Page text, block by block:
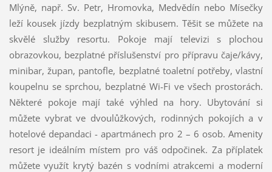
Mlýně, např. Sv. Petr, Hromovka, Medvědín nebo Mísečky
leží kousek jízdy bezplatným skibusem. Těšit se můžete na
skvělé služby resortu. Pokoje mají televizi s plochou
obrazovkou, bezplatné příslušenství pro přípravu čaje/kávy,
minibar, župan, pantofle, bezplatné toaletní potřeby, vlastní
koupelnu se sprchou, bezplatné Wi-Fi ve všech prostorách.
Některé pokoje mají také výhled na hory. Ubytování si
můžete vybrat ve dvoulůžkových, rodinných pokojích a v
hotelové depandaci - apartmánech pro 2 – 6 osob. Amenity
resort je ideálním místem pro váš odpočinek. Za příplatek
můžete využít krytý bazén s vodními atrakcemi a moderní